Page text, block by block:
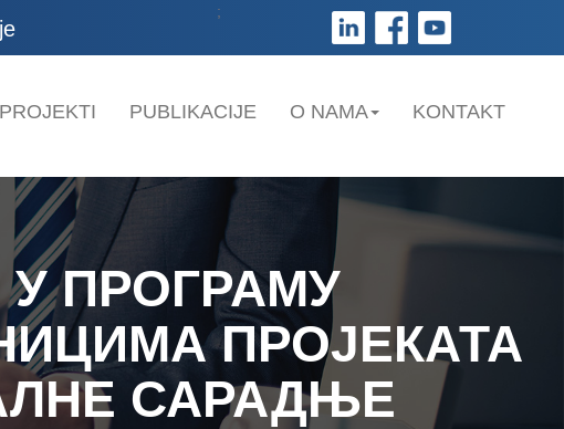
;
PROJEKTI PUBLIKACIJE O NAMA KONTAKT
ПРОГРАМУ
ПРОЈЕКАТА
САРАДЊЕ